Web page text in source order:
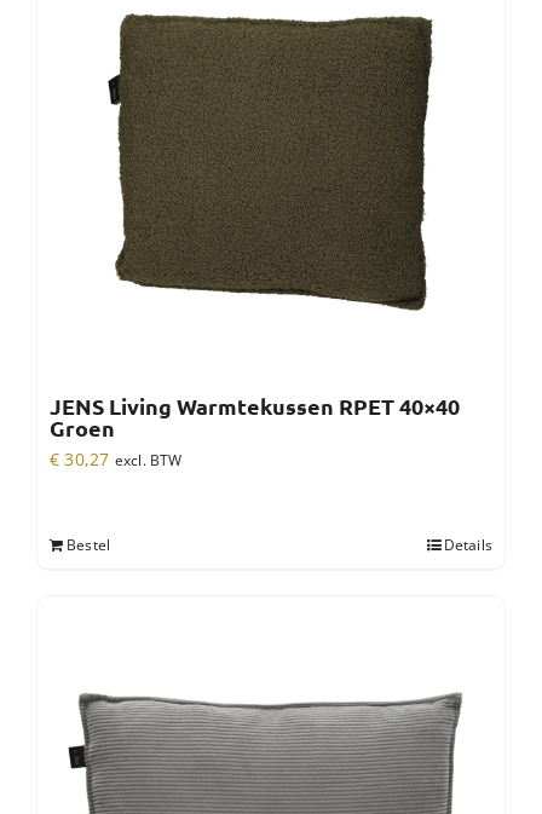
JENS Living Warmtekussen RPET 40×40
Groen
€ 30,27 excl. BTW
Bestel Details